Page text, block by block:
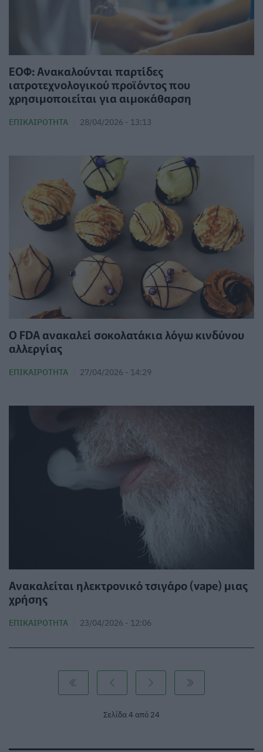
ΕΟΦ: Ανακαλούνται παρτίδες
ιατροτεχνολογικού προϊόντος που
χρησιμοποιείται για αιμοκάθαρση
ΕΠΙΚΑΙΡΌΤΗΤΑ 28/04/2026 - 13:13
Ο FDA ανακαλεί σοκολατάκια λόγω κινδύνου
αλλεργίας
ΕΠΙΚΑΙΡΌΤΗΤΑ 27/04/2026 - 14:29
Ανακαλείται ηλεκτρονικό τσιγάρο (vape) μιας
χρήσης
ΕΠΙΚΑΙΡΌΤΗΤΑ 23/04/2026 - 12:06
Σελίδα 4 από 24